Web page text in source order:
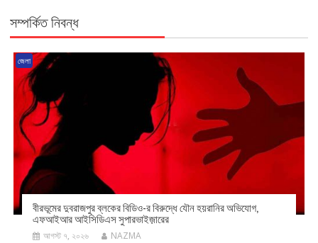
সম্পর্কিত নিবন্ধ
জেলা
বীরভূমের দুবরাজপুর ব্লকের বিডিও-র বিরুদ্ধে যৌন হয়রানির অভিযোগ,
এফআইআর আইসিডিএস সুপারভাইজ়ারের
আগস্ট ৭, ২০২৬ NAZMA